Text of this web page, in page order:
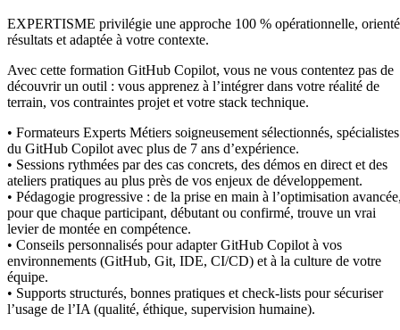
EXPERTISME privilégie une approche 100 % opérationnelle,
résultats et adaptée à votre contexte.
Avec cette formation GitHub Copilot, vous ne vous contentez pas de
découvrir un outil : vous apprenez à l’intégrer dans votre réalité de
terrain, vos contraintes projet et votre stack technique.
• Formateurs Experts Métiers soigneusement sélectionnés, spécialistes
du GitHub Copilot avec plus de 7 ans d’expérience.
• Sessions rythmées par des cas concrets, des démos en direct et des
ateliers pratiques au plus près de vos enjeux de développement.
• Pédagogie progressive : de la prise en main à l’optimisation
pour que chaque participant, débutant ou confirmé, trouve un vrai
levier de montée en compétence.
• Conseils personnalisés pour adapter GitHub Copilot à vos
environnements (GitHub, Git, IDE, CI/CD) et à la culture de votre
équipe.
• Supports structurés, bonnes pratiques et check-lists pour sécuriser
l’usage de l’IA (qualité, éthique, supervision humaine).